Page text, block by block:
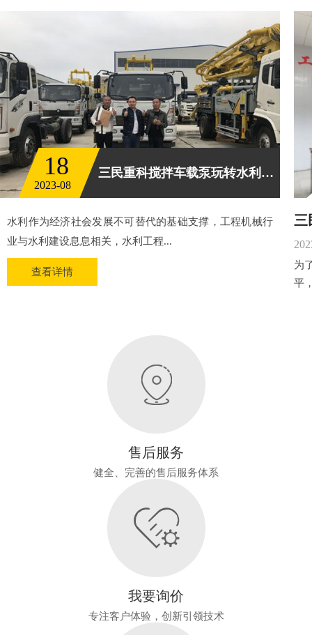
18
2023-08
三民重科搅拌车载泵玩转水利工程
水利作为经济社会发展不可替代的基础支撑，工程机械行
业与水利建设息息相关，水利工程...
查看详情
三
为
平
售后服务
健全、完善的售后服务体系
我要询价
专注客户体验，创新引领技术